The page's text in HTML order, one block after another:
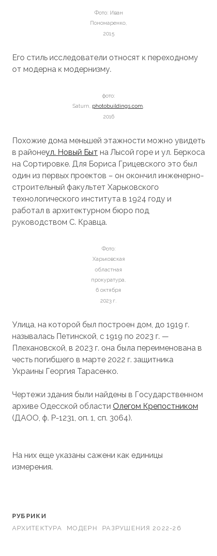
Фото: Иван
Пономаренко,
2015
Его стиль исследователи относят к переходному
от модерна к модернизму.
фото:
Saturn, photobuildings.com,
2016
Похожие дома меньшей этажности можно увидеть
в районеул. Новый Быт на Лысой горе и ул. Беркоса
на Сортировке. Для Бориса Грицевского это был
один из первых проектов – он окончил инженерно-
строительный факультет Харьковского
технологического института в 1924 году и
работал в архитектурном бюро под
руководством С. Кравца.
Фото:
Харьковская
областная
прокуратура,
6 октября
2023 г.
Улица, на которой был построен дом, до 1919 г.
называлась Петинской, с 1919 по 2023 г. —
Плехановской, в 2023 г. она была переименована в
честь погибшего в марте 2022 г. защитника
Украины Георгия Тарасенко.
Чертежи здания были найдены в Государственном
архиве Одесской области Олегом Крепостником
(ДАОО, ф. Р-1231, оп. 1, сп. 3064).
На них еще указаны сажени как единицы
измерения.
РУБРИКИ
АРХИТЕКТУРА
МОДЕРН РАЗРУШЕНИЯ 2022-26